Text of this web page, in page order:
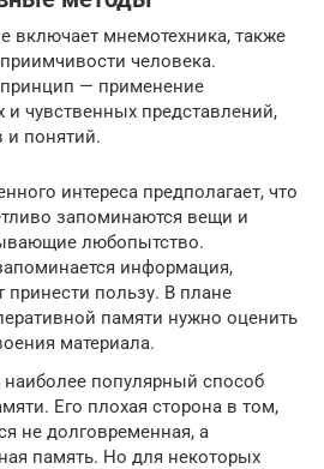
включает мнемотехника, также
человека.
— применение
и чувственных представлений,
и понятий.
интереса предполагает, что
запоминаются вещи и
любопытство.
информация,
принести пользу. В плане
памяти нужно оценить
материала.
популярный способ
Его плохая сторона в том,
не долговременная, а
память. Но для некоторых